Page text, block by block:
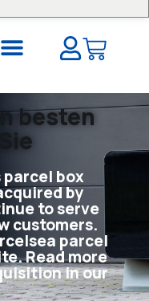
besten
parcel box
by
to serve
customers.
parcel
Read more
in our